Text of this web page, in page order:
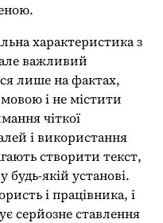
характеристика з
важливий
лише на фактах,
і не містити
чіткої
і використання
створити текст,
якій установі.
і працівника, і
серйозне ставлення